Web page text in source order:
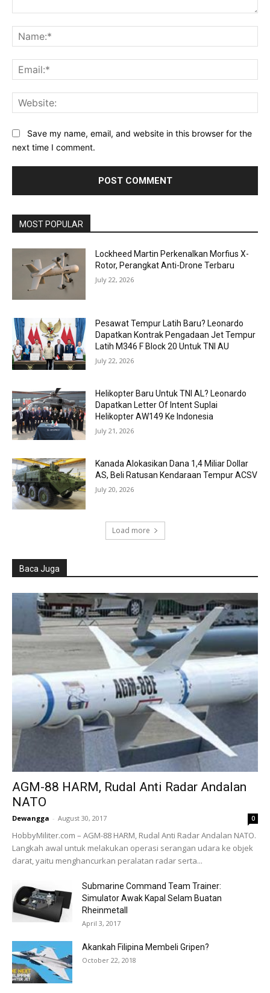
Save my name, email, and website in this browser for the
next time I comment.
MOST POPULAR
Lockheed Martin Perkenalkan Morfius X-
Rotor, Perangkat Anti-Drone Terbaru
July 22, 2026
Pesawat Tempur Latih Baru? Leonardo
Dapatkan Kontrak Pengadaan Jet Tempur
Latih M346 F Block 20 Untuk TNI AU
July 22, 2026
Helikopter Baru Untuk TNI AL? Leonardo
Dapatkan Letter Of Intent Suplai
Helikopter AW149 Ke Indonesia
July 21, 2026
Kanada Alokasikan Dana 1,4 Miliar Dollar
AS, Beli Ratusan Kendaraan Tempur ACSV
July 20, 2026
Load more
Baca Juga
AGM-88 HARM, Rudal Anti Radar Andalan
NATO
Dewangga - August 30, 2017 0
HobbyMiliter.com – AGM-88 HARM, Rudal Anti Radar Andalan NATO.
Langkah awal untuk melakukan operasi serangan udara ke objek
darat, yaitu menghancurkan peralatan radar serta...
Submarine Command Team Trainer:
Simulator Awak Kapal Selam Buatan
Rheinmetall
April 3, 2017
Akankah Filipina Membeli Gripen?
October 22, 2018